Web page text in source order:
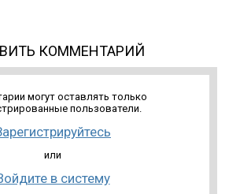
КОММЕНТАРИЙ
могут оставлять только
пользователи.
или
в систему